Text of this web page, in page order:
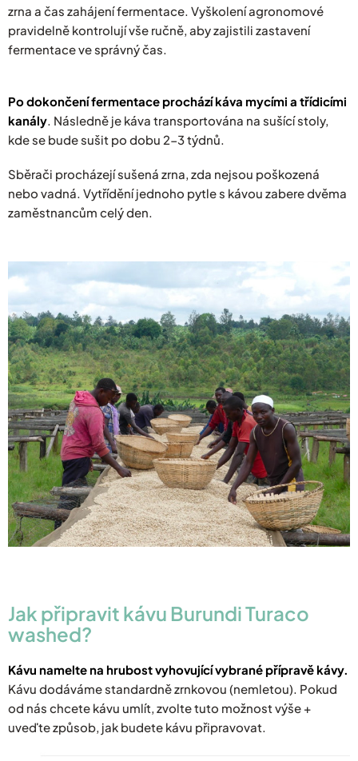
zrna a čas zahájení fermentace. Vyškolení agronomové
pravidelně kontrolují vše ručně, aby zajistili zastavení
fermentace ve správný čas.
Po dokončení fermentace prochází káva mycími a třídicími
kanály. Následně je káva transportována na sušící stoly,
kde se bude sušit po dobu 2-3 týdnů.
Sběrači procházejí sušená zrna, zda nejsou poškozená
nebo vadná. Vytřídění jednoho pytle s kávou zabere dvěma
zaměstnancům celý den.
Jak připravit kávu Burundi Turaco
washed?
Kávu namelte na hrubost vyhovující vybrané přípravě kávy.
Kávu dodáváme standardně zrnkovou (nemletou). Pokud
od nás chcete kávu umlít, zvolte tuto možnost výše +
uveďte způsob, jak budete kávu připravovat.